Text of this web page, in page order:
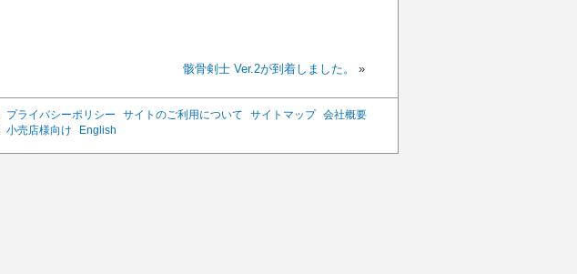
骸骨剣士 Ver.2が到着しました。 »
プライバシーポリシー サイトのご利用について サイトマップ 会社概要
小売店様向け English